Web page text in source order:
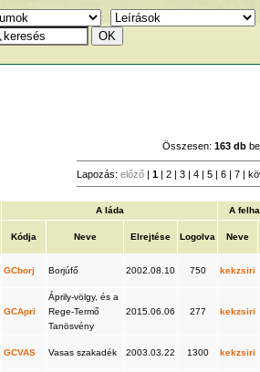
Összesen:163 db
Lapozás:előző |1 | 2 | 3 | 4 | 5 | 6 | 7 |
A láda
A
Kódja Neve Elrejtése Logolva Neve
GCborj Borjúfő 2002.08.10 750 kekzsiri
GCApri
Áprily-völgy, és a
Rege-Termő
Tanösvény
2015.06.06 277 kekzsiri
GCVAS Vasas szakadék 2003.03.22 1300 kekzsiri